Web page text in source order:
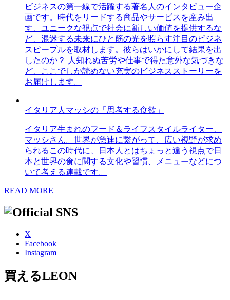
ビジネスの第一線で活躍する著名人のインタビュー企
画です。時代をリードする商品やサービスを産み出
す、ユニークな視点で社会に新しい価値を提供するな
ど、混迷する未来にひと筋の光を照らす注目のビジネ
スピープルを取材します。彼らはいかにして結果を出
したのか？ 人知れぬ苦労や仕事で得た意外な気づきな
ど、ここでしか読めない充実のビジネスストーリーを
お届けします。
イタリア人マッシの「思考する食欲」
イタリア生まれのフード＆ライフスタイルライター、
マッシさん。世界が急速に繋がって、広い視野が求め
られるこの時代に、日本人とはちょっと違う視点で日
本と世界の食に関する文化や習慣、メニューなどにつ
いて考える連載です。
READ MORE
X
Facebook
Instagram
買えるLEON